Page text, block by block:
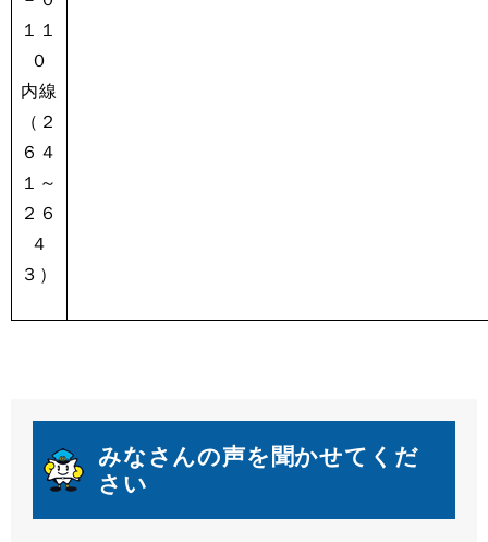
１１
０
内線
（２
６４
１～
２６
４
３）
みなさんの声を聞かせてくだ
さい